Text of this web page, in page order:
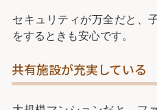
セキュリティが万全だと、
をするときも安心です。
共有施設が充実している